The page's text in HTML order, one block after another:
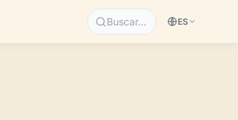
Buscar… ES